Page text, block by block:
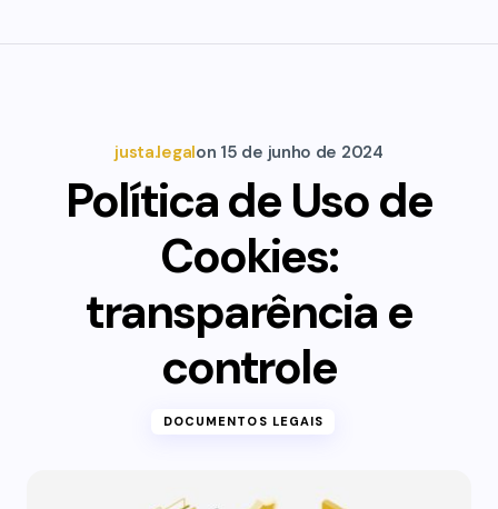
justa.legalon 15 de junho de 2024
Política de Uso de
Cookies:
transparência e
controle
DOCUMENTOS LEGAIS